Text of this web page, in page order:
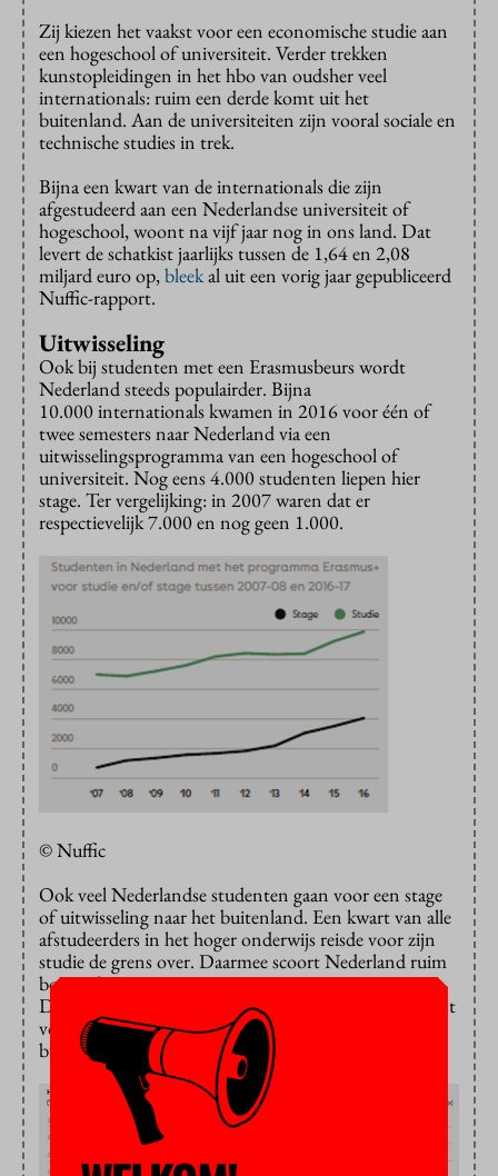
Zij kiezen het vaakst voor een economische studie aan
een hogeschool of universiteit. Verder trekken
kunstopleidingen in het hbo van oudsher veel
internationals: ruim een derde komt uit het
buitenland. Aan de universiteiten zijn vooral sociale en
technische studies in trek.
Bijna een kwart van de internationals die zijn
afgestudeerd aan een Nederlandse universiteit of
hogeschool, woont na vijf jaar nog in ons land. Dat
levert de schatkist jaarlijks tussen de 1,64 en 2,08
miljard euro op,bleekal uit een vorig jaar gepubliceerd
Nuffic-rapport.
Uitwisseling
Ook bij studenten met een Erasmusbeurs wordt
Nederland steeds populairder. Bijna
10.000 internationals kwamen in 2016 voor één of
twee semesters naar Nederland via een
uitwisselingsprogramma van een hogeschool of
universiteit. Nog eens 4.000 studenten liepen hier
stage. Ter vergelijking: in 2007 waren dat er
respectievelijk 7.000 en nog geen 1.000.
© Nuffic
Ook veel Nederlandse studenten gaan voor een stage
of uitwisseling naar het buitenland. Een kwart van alle
afstudeerders in het hoger onderwijs reisde voor zijn
studie de grens over. Daarmee scoort Nederland ruim
boven de Europese norm van 20 procent voor 2020.
De Noren voeren de lijst aan: van hen ging 35 procent
voor een uitwisseling, stage of onderzoek naar het
buitenland.